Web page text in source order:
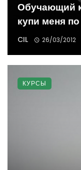
Обучающий
купи меня
CIL 26/03/2012
КУРСЫ